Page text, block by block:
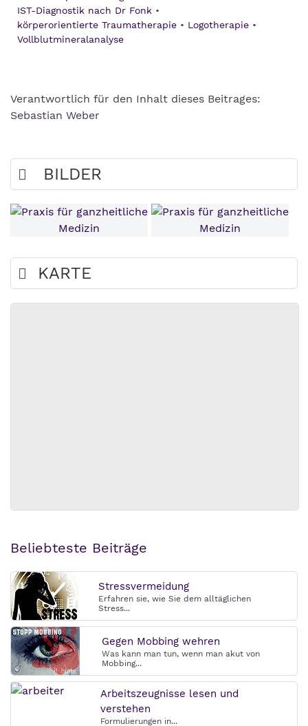
IST-Diagnostik nach Dr Fonk
körperorientierte Traumatherapie
Logotherapie
Vollblutmineralanalyse
Verantwortlich für den Inhalt dieses Beitrages:
Sebastian Weber
BILDER
KARTE
Beliebteste Beiträge
Stressvermeidung
Erfahren sie, wie Sie dem alltäglichen
Stress...
Gegen Mobbing wehren
Was kann man tun, wenn man akut von
Mobbing...
Arbeitszeugnisse lesen und
verstehen
Formulierungen in...